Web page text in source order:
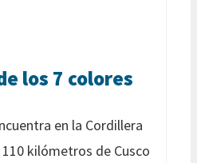
los 7 colores
en la Cordillera
kilómetros de Cusco